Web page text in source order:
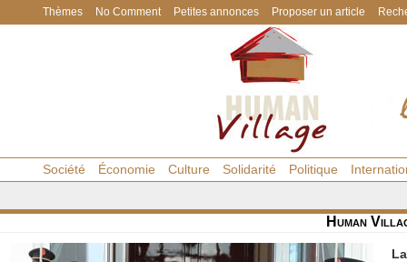
Thèmes No Comment Petites annonces Proposer un article
Société Économie Culture Solidarité Politique
Human